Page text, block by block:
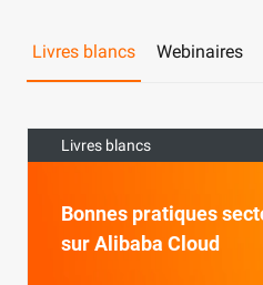
Livres blancs Webinaires
Livres blancs
Bonnes pratiques
sur Alibaba Cloud